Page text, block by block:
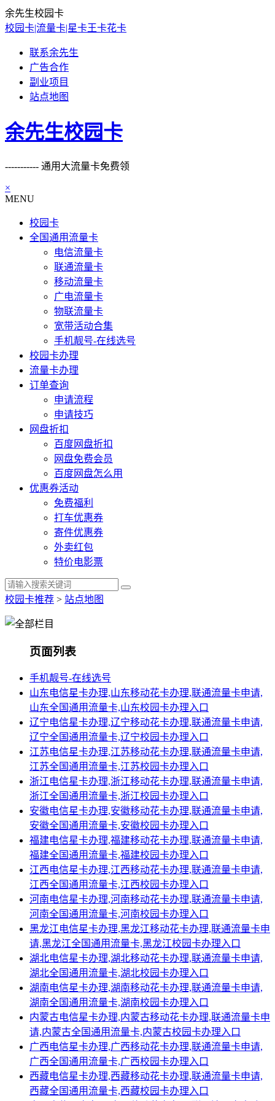
余先生校园卡
校园卡|流量卡|星卡王卡花卡
联系余先生
广告合作
副业项目
站点地图
余先生校园卡
----------- 通用大流量卡免费领
×
MENU
校园卡
全国通用流量卡
电信流量卡
联通流量卡
移动流量卡
广电流量卡
物联流量卡
宽带活动合集
手机靓号-在线选号
校园卡办理
流量卡办理
订单查询
申请流程
申请技巧
网盘折扣
百度网盘折扣
网盘免费会员
百度网盘怎么用
优惠券活动
免费福利
打车优惠券
寄件优惠券
外卖红包
特价电影票
校园卡推荐 > 站点地图
页面列表
手机靓号-在线选号
山东电信星卡办理,山东移动花卡办理,联通流量卡申请,
山东全国通用流量卡,山东校园卡办理入口
辽宁电信星卡办理,辽宁移动花卡办理,联通流量卡申请,
辽宁全国通用流量卡,辽宁校园卡办理入口
江苏电信星卡办理,江苏移动花卡办理,联通流量卡申请,
江苏全国通用流量卡,江苏校园卡办理入口
浙江电信星卡办理,浙江移动花卡办理,联通流量卡申请,
浙江全国通用流量卡,浙江校园卡办理入口
安徽电信星卡办理,安徽移动花卡办理,联通流量卡申请,
安徽全国通用流量卡,安徽校园卡办理入口
福建电信星卡办理,福建移动花卡办理,联通流量卡申请,
福建全国通用流量卡,福建校园卡办理入口
江西电信星卡办理,江西移动花卡办理,联通流量卡申请,
江西全国通用流量卡,江西校园卡办理入口
河南电信星卡办理,河南移动花卡办理,联通流量卡申请,
河南全国通用流量卡,河南校园卡办理入口
黑龙江电信星卡办理,黑龙江移动花卡办理,联通流量卡申
请,黑龙江全国通用流量卡,黑龙江校园卡办理入口
湖北电信星卡办理,湖北移动花卡办理,联通流量卡申请,
湖北全国通用流量卡,湖北校园卡办理入口
湖南电信星卡办理,湖南移动花卡办理,联通流量卡申请,
湖南全国通用流量卡,湖南校园卡办理入口
内蒙古电信星卡办理,内蒙古移动花卡办理,联通流量卡申
请,内蒙古全国通用流量卡,内蒙古校园卡办理入口
广西电信星卡办理,广西移动花卡办理,联通流量卡申请,
广西全国通用流量卡,广西校园卡办理入口
西藏电信星卡办理,西藏移动花卡办理,联通流量卡申请,
西藏全国通用流量卡,西藏校园卡办理入口